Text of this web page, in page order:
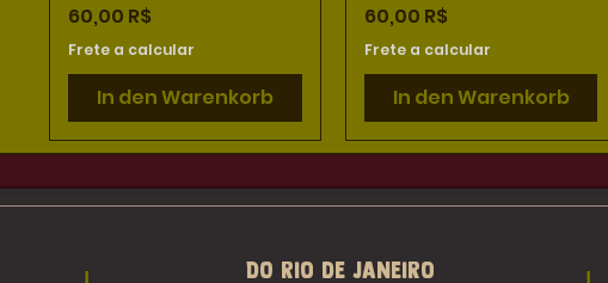
Preis
60,00 R$
Frete a calcular
In den Warenkorb
Preis
60,00 R$
Frete a calcular
In den Warenkorb
​DO rio de janeiro